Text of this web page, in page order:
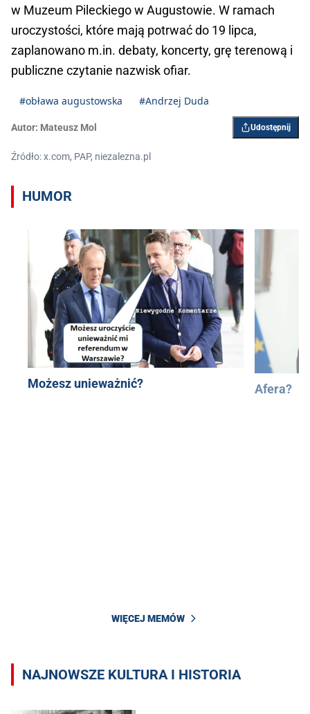
w Muzeum Pileckiego w Augustowie. W ramach
uroczystości, które mają potrwać do 19 lipca,
zaplanowano m.in. debaty, koncerty, grę terenową i
publiczne czytanie nazwisk ofiar.
#obława augustowska #Andrzej Duda
Autor: Mateusz Mol Udostępnij
Źródło: x.com, PAP, niezalezna.pl
HUMOR
Możesz unieważnić? Afera?
WIĘCEJ MEMÓW
NAJNOWSZE KULTURA I HISTORIA